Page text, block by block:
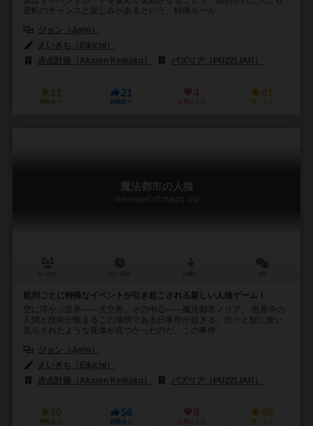
逆転のチャンスと楽しみがあるという、特殊ルール...
ジョン（John）
えいきち（Eikichi）
赤点計画（Akaten Keikaku）
パズリア（PUZZLIAR）
11
興味あり
21
経験あり
4
お気に入り
41
持ってる
魔法都市の人狼
Werewolf of magic city
処刑ごとに特殊なイベントが引き起こされる新しい人狼ゲーム！
空に浮かぶ世界――天空界。その中心――魔法都市ノリア。 世界中の
人間と技術が集まるこの場所である日事件が起きる。次々と獣に食い
荒らされたような死体が見つかったのだ。この事件...
ジョン（John）
えいきち（Eikichi）
赤点計画（Akaten Keikaku）
パズリア（PUZZLIAR）
10
興味あり
56
経験あり
8
お気に入り
48
持ってる